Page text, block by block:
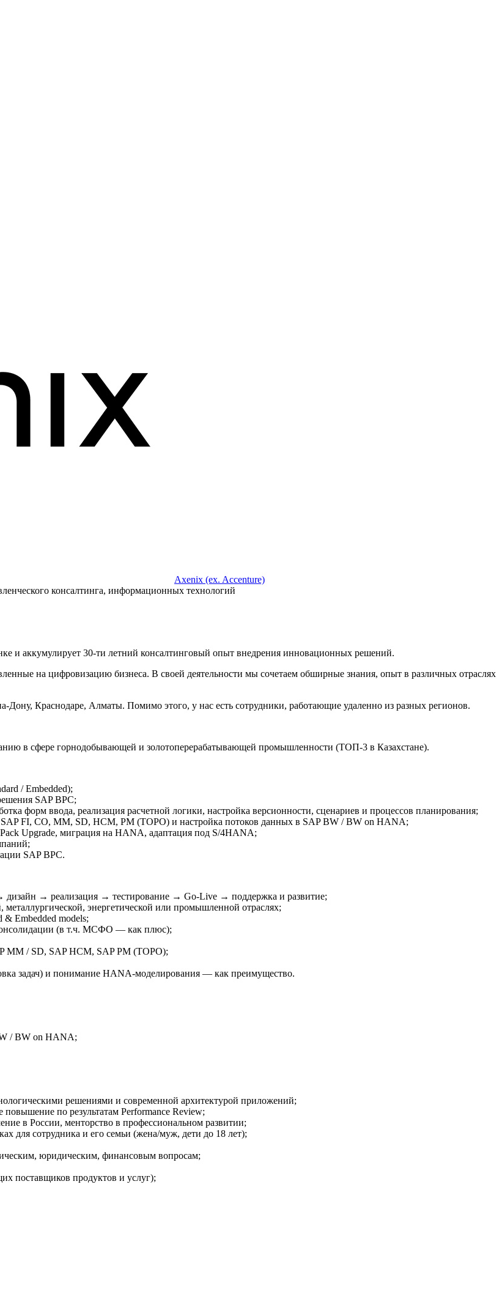
Axenix (ex. Accenture)
консалтинга, информационных технологий
и аккумулирует 30-ти летний консалтинговый опыт внедрения инновационных решений.
на цифровизацию бизнеса. В своей деятельности мы сочетаем обширные знания, опыт в различных отраслях
Краснодаре, Алматы. Помимо этого, у нас есть сотрудники, работающие удаленно из разных регионов.
в сфере горнодобывающей и золотоперерабатывающей промышленности (ТОП-3 в Казахстане).
/ Embedded);
SAP BPC;
форм ввода, реализация расчетной логики, настройка версионности, сценариев и процессов планирования;
SAP FI, CO, MM, SD, HCM, PM (ТОРО) и настройка потоков данных в SAP BW / BW on HANA;
Upgrade, миграция на HANA, адаптация под S/4HANA;
SAP BPC.
дизайн → реализация → тестирование → Go-Live → поддержка и развитие;
энергетической или промышленной отраслях;
Embedded models;
(в т.ч. МСФО — как плюс);
MM / SD, SAP HCM, SAP PM (ТОРО);
задач) и понимание HANA-моделирования — как преимущество.
/ BW on HANA;
решениями и современной архитектурой приложений;
по результатам Performance Review;
в России, менторство в профессиональном развитии;
для cотрудника и его семьи (жена/муж, дети до 18 лет);
юридическим, финансовым вопросам;
поставщиков продуктов и услуг);